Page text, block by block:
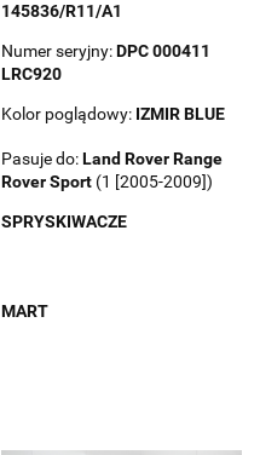
145836/R11/A1
Numer seryjny:DPC 000411
LRC920
Kolor poglądowy: IZMIR BLUE
Pasuje do:Land RoverRange
Rover Sport (1 [2005-2009])
SPRYSKIWACZE
MART